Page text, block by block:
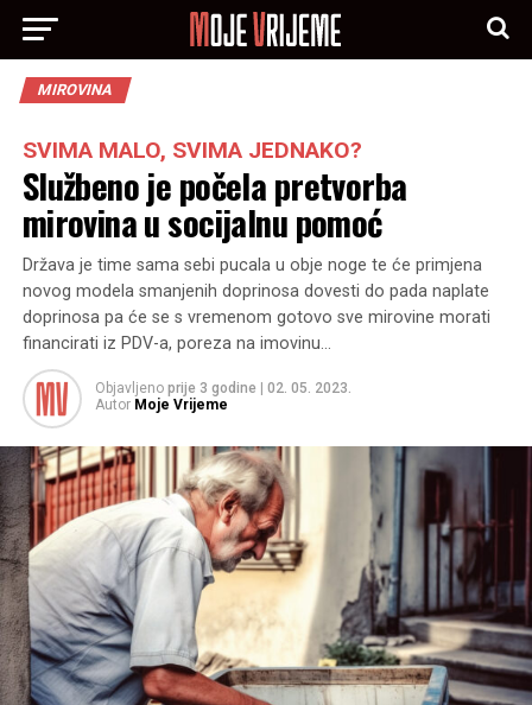
MIROVINA
SVIMA MALO, SVIMA JEDNAKO?
Službeno je počela pretvorba
mirovina u socijalnu pomoć
Država je time sama sebi pucala u obje noge te će primjena
novog modela smanjenih doprinosa dovesti do pada naplate
doprinosa pa će se s vremenom gotovo sve mirovine morati
financirati iz PDV-a, poreza na imovinu…
Objavljeno prije 3 godine
02. 05. 2023.
Autor Moje Vrijeme